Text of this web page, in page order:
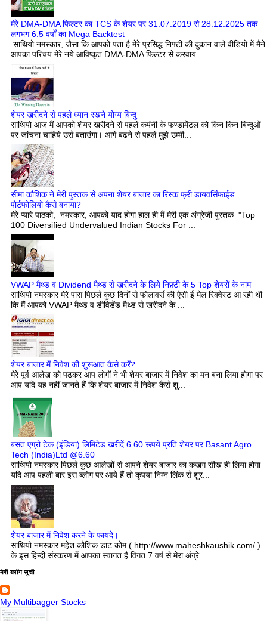
मेरे DMA-DMA फिल्टर का TCS के शेयर पर 31.07.2019 से 28.12.2025 तक
लगभग 6.5 वर्षों का Mega Backtest
साथियो नमस्कार, जैसा कि आपको पता है मेरे प्रसिद्ध निफ्टी की दुकान वाले वीडियो में मैने
आपका परिचय मेरे नये आविष्कृत DMA-DMA फिल्टर से करवाय...
शेयर खरीदने से पहले ध्यान रखने योग्य बिन्दु
साथियो आज मैं आपको शेयर खरीदने से पहले कपंनी के फण्डामेंटल को किन किन बिन्दुओं
पर जांचना चाहिये उसे बताउंगा। आगे बढने से पहले मुझे उम्मी...
सीमा कौशिक ने मेरी पुस्तक से अपना शेयर बाजार का रिस्क फ्री डायवर्सिफाईड
पोर्टफोलियो कैसे बनाया?
मेरे प्यारे पाठको, नमस्कार, आपको याद होगा हाल ही मैं मेरी एक अंग्रेजी पुस्तक "Top
100 Diversified Undervalued Indian Stocks For ...
VWAP मैथ्ड व Dividend मैथ्ड से खरीदने के लिये निफ़्टी के 5 Top शेयरों के नाम
साथियो नमस्कार मेरे पास पिछले कुछ दिनों से फोलावर्स की ऐसी ई मेल रिक्वेस्ट आ रही थी
कि मैं आपको VWAP मैथ्ड व डीविडेंड मैथ्ड से खरीदने के ...
शेयर बाजार में निवेश की शुरूआत कैसे करें?
मेरे पूर्व आलेख को पढकर आप लोगों ने भी शेयर बाजार में निवेश का मन बना लिया होगा पर
आप यदि यह नहीं जानते हैं कि शेयर बाजार में निवेश कैसे शु...
बसंत एग्रो टेक (इंडिया) लिमिटेड खरीदें 6.60 रूपये प्रति शेयर पर Basant Agro
Tech (India)Ltd @6.60
साथियो नमस्कार पिछले कुछ आलेखों से आपने शेयर बाजार का कखग सीख ही लिया होगा
यदि आप पहली बार इस ब्लोग पर आये हैं तो कृपया निम्न लिंक से शुर...
शेयर बाजार में निवेश करने के फायदे।
साथियो नमस्कार महेश कौशिक डाट कोम ( http://www.maheshkaushik.com/ )
के इस हिन्दी संस्करण में आपका स्वागत है विगत 7 वर्ष से मेरा अंग्रे...
मेरी ब्लॉग सूची
My Multibagger Stocks